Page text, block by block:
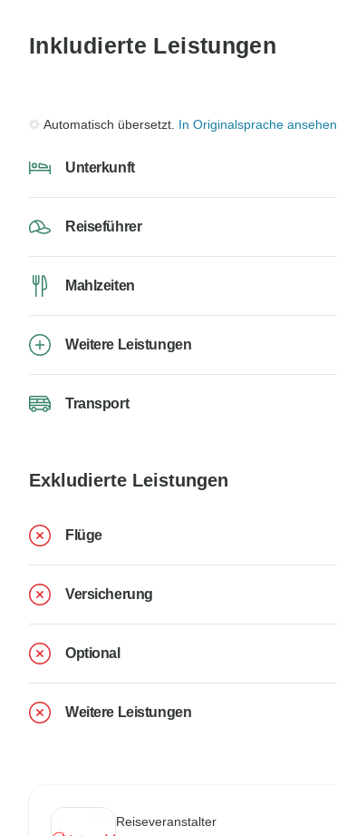
Inkludierte Leistungen
Automatisch übersetzt. In Originalsprache ansehen
Unterkunft
Reiseführer
Mahlzeiten
Weitere Leistungen
Transport
Exkludierte Leistungen
Flüge
Versicherung
Optional
Weitere Leistungen
Reiseveranstalter